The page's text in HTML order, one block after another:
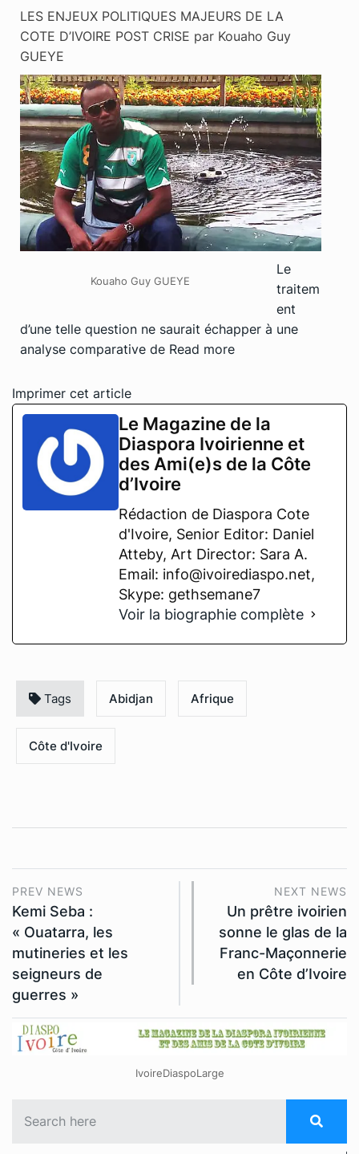
LES ENJEUX POLITIQUES MAJEURS DE LA
COTE D’IVOIRE POST CRISE par Kouaho Guy
GUEYE
Kouaho Guy GUEYE
Le
traitem
ent
d’une telle question ne saurait échapper à une
analyse comparative de Read more
Imprimer cet article
Le Magazine de la
Diaspora Ivoirienne et
des Ami(e)s de la Côte
d’Ivoire
Rédaction de Diaspora Cote
d'Ivoire, Senior Editor: Daniel
Atteby, Art Director: Sara A.
Email: info@ivoirediaspo.net,
Skype: gethsemane7
Voir la biographie complète
Tags Abidjan Afrique
Côte d'Ivoire
PREV NEWS
Kemi Seba :
« Ouatarra, les
mutineries et les
seigneurs de
guerres »
NEXT NEWS
Un prêtre ivoirien
sonne le glas de la
Franc-Maçonnerie
en Côte d’Ivoire
IvoireDiaspoLarge